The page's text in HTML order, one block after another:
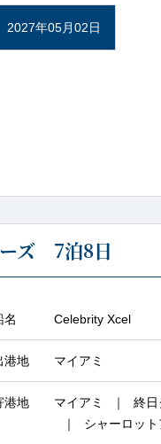
2027年05月02日
ーズ 7泊8日
名 Celebrity Xcel
港地 マイアミ
港地 マイアミ 終日
シャーロッ